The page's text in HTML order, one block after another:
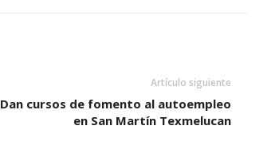
Artículo siguiente
Dan cursos de fomento al autoempleo
en San Martín Texmelucan